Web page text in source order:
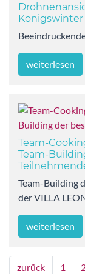
Königswinter
weiterlesen
Team-
Team-
Team-Building
der VILLA
weiterlesen
zurück 1